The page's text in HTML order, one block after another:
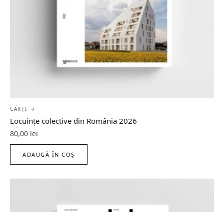
CĂRȚI →
Locuințe colective din România 2026
80,00 lei
ADAUGĂ ÎN COȘ